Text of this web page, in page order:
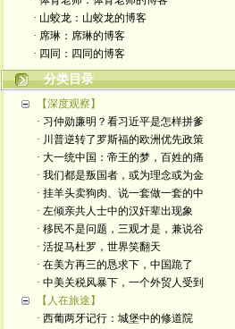
· 山蛟龙：山蛟龙的博客
· 席琳：席琳的博客
· 四同：四同的博客
分类目录
【深度观察】
· 习仲勋廉明？看习近平是怎样拼爹
· 川普逆转了罗斯福的欧洲优先政策
· 大一统中国：帝王的梦，百姓的痛
· 我们都是叛国者，或为理念或为金
· 挂羊头卖狗肉、说一套做一套的中
· 左倾亲共人士中的汉奸辈出现象
· 移民不是问题，三观才是，兼说谷
· 活捉马杜罗，世界笑翻天
· 在美方再三的恳求下，中国跪了
· 中美关税风暴下，一个外贸人受到
【人在旅途】
· 西葡两牙记行：城堡中的修道院